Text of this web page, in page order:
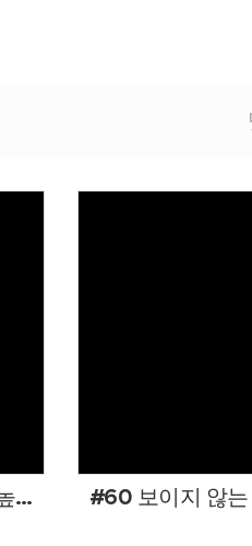
#61 우리가 아닌 주님만 높임 받으시고 #60 보이지 않는